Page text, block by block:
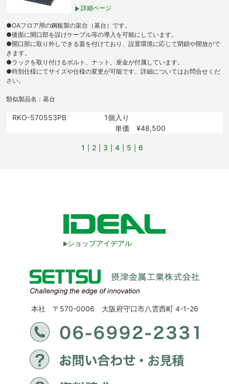
詳細ページ
●OAフロア用の鋼板製の架台（基台）です。
●後面に開口部を設けケーブル等の導入を可能にしています。
●開口部に取り外しできる蓋を付けており、設置環境に応じて閉鎖や開放がで
きます。
●ラックを取り付けるボルト、ナット、座金が付属しています。
●特別仕様にてサイズや仕様の変更が可能です。詳細についてはお問合せくだ
さい。
類似製品名：基台
RKO-570553PB
1個入り
単価 ¥48,500
1 2 3 4 5 6
ショップアイデアル
本社 〒570-0006 大阪府守口市八雲西町 4-1-26